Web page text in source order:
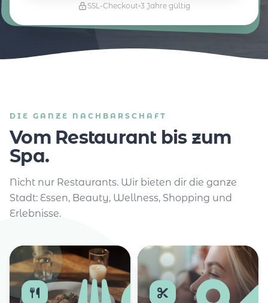
SSL-Checkout 3 Jahre gültig
DIE GANZE NACHBARSCHAFT
Vom Restaurant bis zum
Spa.
Nicht nur Restaurants. Wir bieten dir die ganze
Stadt: Essen, Beauty, Wellness, Shopping und
Erlebnisse.